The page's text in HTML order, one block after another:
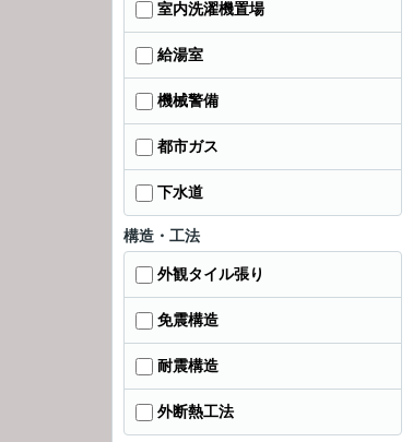
室内洗濯機置場
給湯室
機械警備
都市ガス
下水道
構造・工法
外観タイル張り
免震構造
耐震構造
外断熱工法